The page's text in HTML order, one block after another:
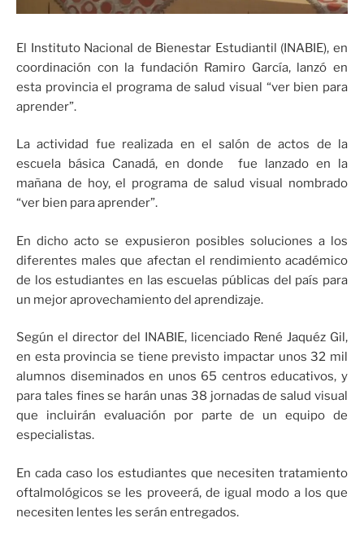
El Instituto Nacional de Bienestar Estudiantil (INABIE), en
coordinación con la fundación Ramiro García, lanzó en
esta provincia el programa de salud visual “ver bien para
aprender”.
La actividad fue realizada en el salón de actos de la
escuela básica Canadá, en donde fue lanzado en la
mañana de hoy, el programa de salud visual nombrado
“ver bien para aprender”.
En dicho acto se expusieron posibles soluciones a los
diferentes males que afectan el rendimiento académico
de los estudiantes en las escuelas públicas del país para
un mejor aprovechamiento del aprendizaje.
Según el director del INABIE, licenciado René Jaquéz Gil,
en esta provincia se tiene previsto impactar unos 32 mil
alumnos diseminados en unos 65 centros educativos, y
para tales fines se harán unas 38 jornadas de salud visual
que incluirán evaluación por parte de un equipo de
especialistas.
En cada caso los estudiantes que necesiten tratamiento
oftalmológicos se les proveerá, de igual modo a los que
necesiten lentes les serán entregados.